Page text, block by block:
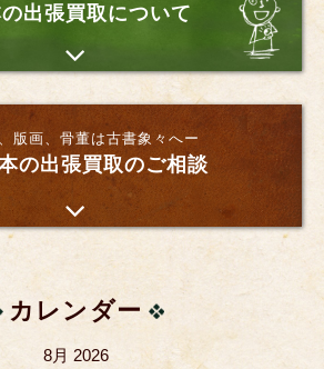
出張買取について
版画、骨董は古書象々へー
の出張買取のご相談
カレンダー
8月 2026